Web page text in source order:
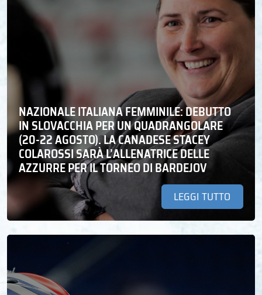
NAZIONALE ITALIANA FEMMINILE: DEBUTTO
IN SLOVACCHIA PER UN QUADRANGOLARE
(20-22 AGOSTO). LA CANADESE STACEY
COLAROSSI SARÀ L’ALLENATRICE DELLE
AZZURRE PER IL TORNEO DI BARDEJOV
LEGGI TUTTO